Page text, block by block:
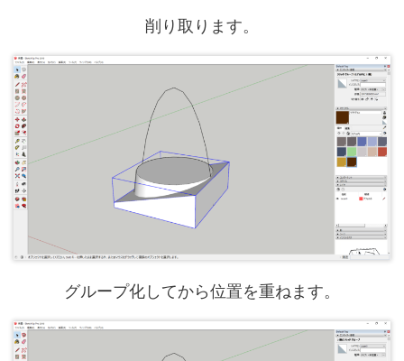
削り取ります。
グループ化してから位置を重ねます。